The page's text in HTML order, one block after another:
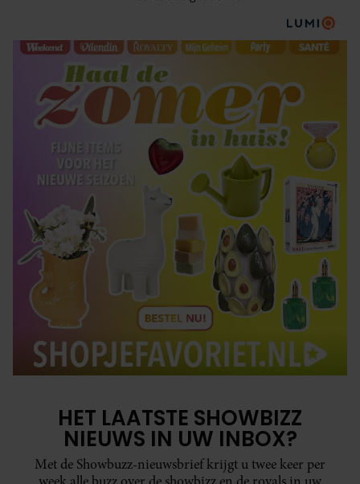
HET LAATSTE SHOWBIZZ
NIEUWS IN UW INBOX?
Met de Showbuzz-nieuwsbrief krijgt u twee keer per